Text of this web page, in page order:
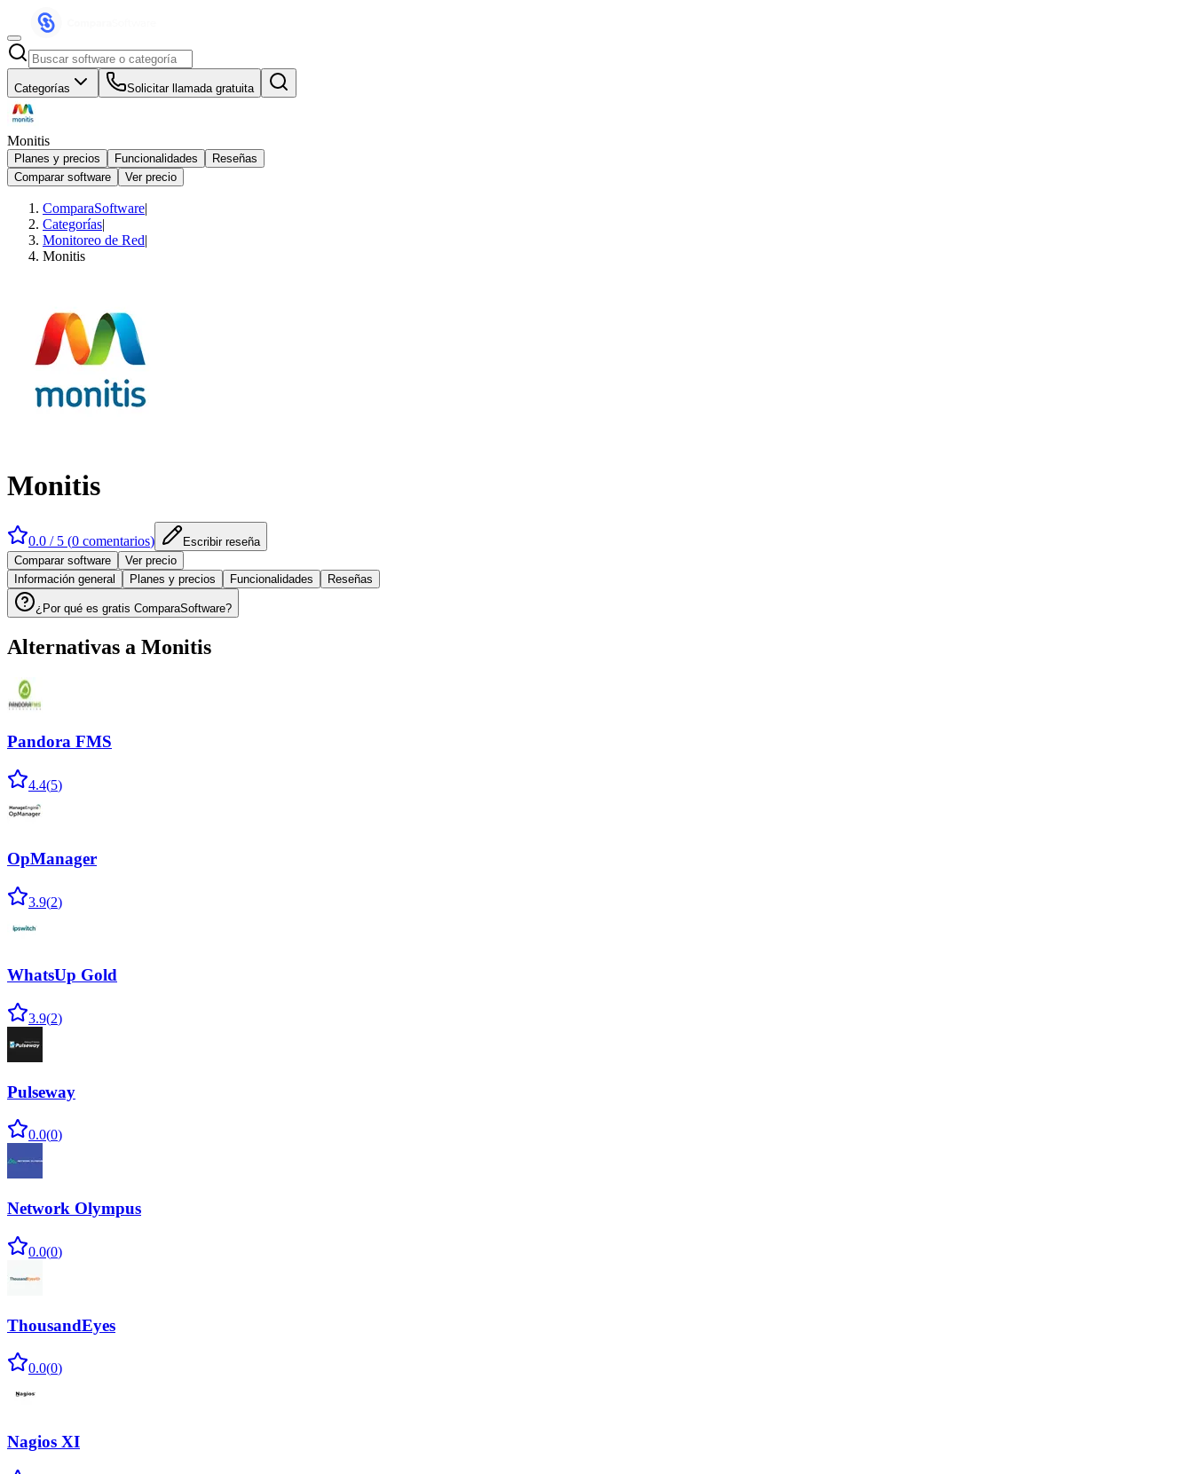
Categorías Solicitar llamada gratuita
Monitis
Planes y precios Funcionalidades
Reseñas
Comparar software
Ver precio
ComparaSoftware|
Categorías|
Monitoreo de Red|
Monitis
Monitis
0.0 / 5 (0 comentarios)
Escribir reseña
Comparar software
Ver precio
Información general
Planes y precios Funcionalidades Reseñas
¿Por qué es gratis ComparaSoftware?
Alternativas a Monitis
Pandora FMS
4.4(5)
OpManager
3.9(2)
WhatsUp Gold
3.9(2)
Pulseway
0.0(0)
Network Olympus
0.0(0)
ThousandEyes
0.0(0)
Nagios XI